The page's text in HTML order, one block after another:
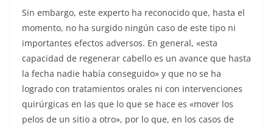
Sin embargo, este experto ha reconocido que, hasta el
momento, no ha surgido ningún caso de este tipo ni
importantes efectos adversos. En general, «esta
capacidad de regenerar cabello es un avance que hasta
la fecha nadie había conseguido» y que no se ha
logrado con tratamientos orales ni con intervenciones
quirúrgicas en las que lo que se hace es «mover los
pelos de un sitio a otro», por lo que, en los casos de